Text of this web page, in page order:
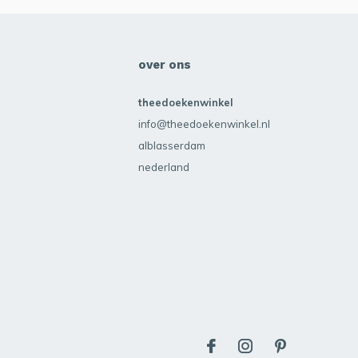
over ons
theedoekenwinkel
info@theedoekenwinkel.nl
alblasserdam
nederland